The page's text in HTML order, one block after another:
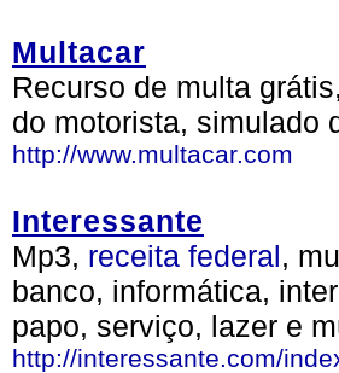
Multacar
Recurso de multa
do motorista, simulado
http://www.multacar.com
Interessante
Mp3, receita federal,
banco, informática,
papo, serviço, lazer e
http://interessante.com/